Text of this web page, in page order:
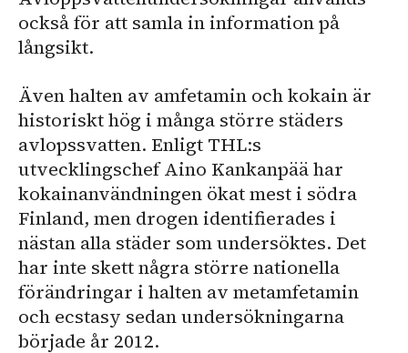
också för att samla in information på
långsikt.
Även halten av amfetamin och kokain är
historiskt hög i många större städers
avlopssvatten. Enligt THL:s
utvecklingschef Aino Kankanpää har
kokainanvändningen ökat mest i södra
Finland, men drogen identifierades i
nästan alla städer som undersöktes. Det
har inte skett några större nationella
förändringar i halten av metamfetamin
och ecstasy sedan undersökningarna
började år 2012.